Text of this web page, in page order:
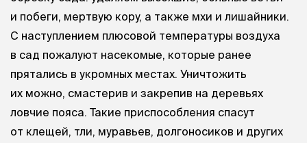
и побеги, мертвую кору, а также мхи и лишайники.
С наступлением плюсовой температуры воздуха
в сад пожалуют насекомые, которые ранее
прятались в укромных местах. Уничтожить
их можно, смастерив и закрепив на деревьях
ловчие пояса. Такие приспособления спасут
от клещей, тли, муравьев, долгоносиков и других